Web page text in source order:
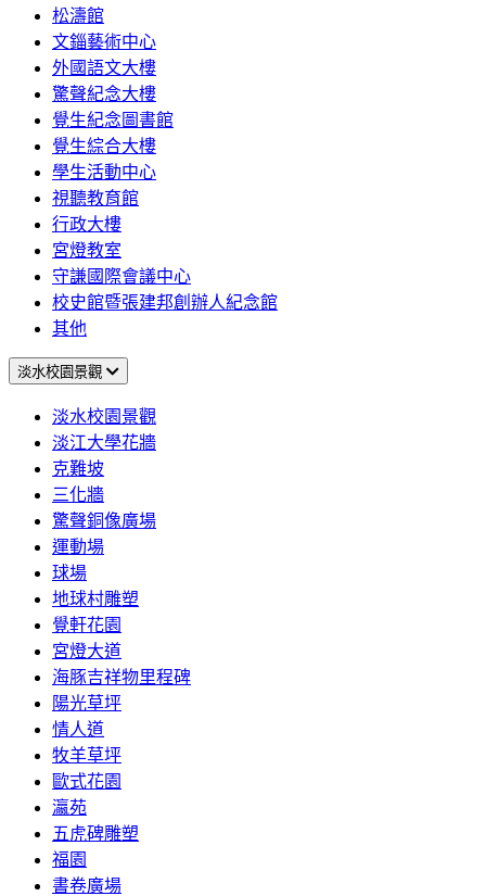
松濤館
文錙藝術中心
外國語文大樓
驚聲紀念大樓
覺生紀念圖書館
覺生綜合大樓
學生活動中心
視聽教育館
行政大樓
宮燈教室
守謙國際會議中心
校史館暨張建邦創辦人紀念館
其他
淡水校園景觀
淡水校園景觀
淡江大學花牆
克難坡
三化牆
驚聲銅像廣場
運動場
球場
地球村雕塑
覺軒花園
宮燈大道
海豚吉祥物里程碑
陽光草坪
情人道
牧羊草坪
歐式花園
瀛苑
五虎碑雕塑
福園
書卷廣場